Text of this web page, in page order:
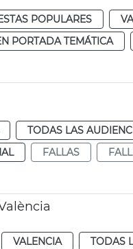
POPULARES
PORTADA TEMÁTICA
TODAS LAS
FALLAS
VALENCIA TODAS